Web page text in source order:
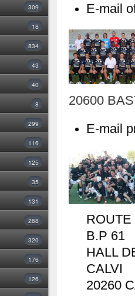
309
18
834
43
40
8
299
116
125
35
131
268
320
176
126
E-mail
20600
E-mail
B.P 61
HALL
CALVI
20260